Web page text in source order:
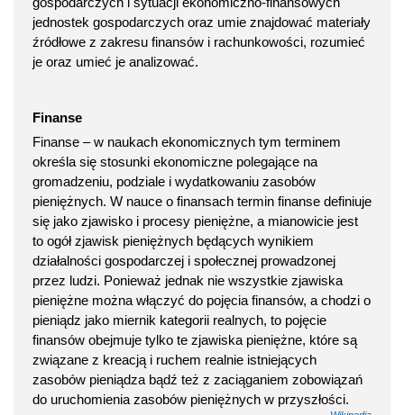
jednostek gospodarczych oraz umie znajdować materiały
źródłowe z zakresu finansów i rachunkowości, rozumieć
je oraz umieć je analizować.
Finanse
Finanse – w naukach ekonomicznych tym terminem
określa się stosunki ekonomiczne polegające na
gromadzeniu, podziale i wydatkowaniu zasobów
pieniężnych. W nauce o finansach termin finanse definiuje
się jako zjawisko i procesy pieniężne, a mianowicie jest
to ogół zjawisk pieniężnych będących wynikiem
działalności gospodarczej i społecznej prowadzonej
przez ludzi. Ponieważ jednak nie wszystkie zjawiska
pieniężne można włączyć do pojęcia finansów, a chodzi o
pieniądz jako miernik kategorii realnych, to pojęcie
finansów obejmuje tylko te zjawiska pieniężne, które są
związane z kreacją i ruchem realnie istniejących
zasobów pieniądza bądź też z zaciąganiem zobowiązań
do uruchomienia zasobów pieniężnych w przyszłości.